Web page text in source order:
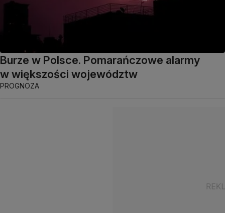
Burze w Polsce. Pomarańczowe alarmy
w większości województw
PROGNOZA